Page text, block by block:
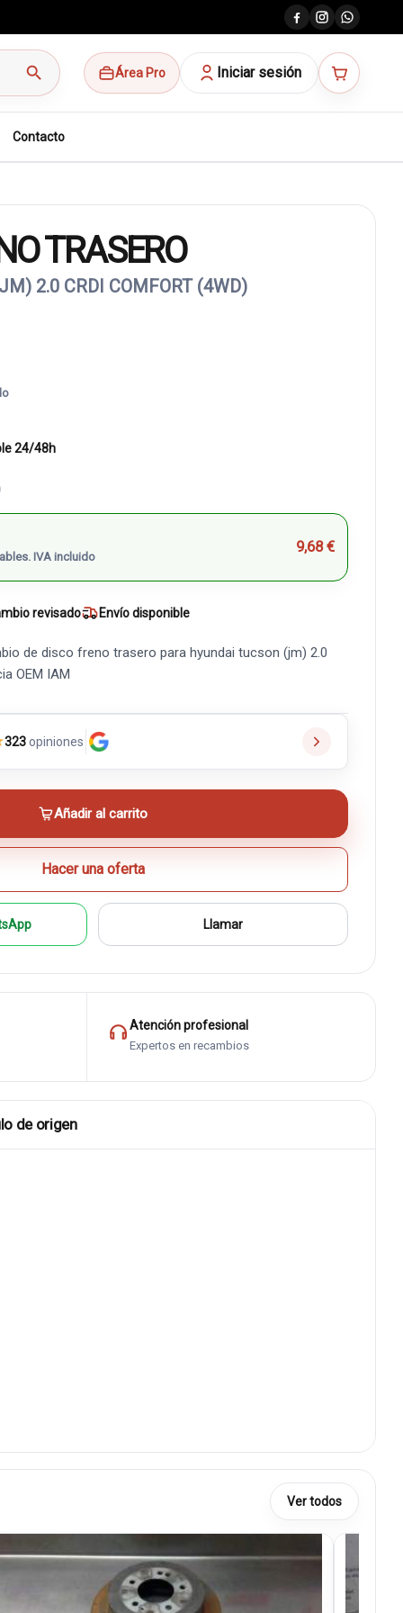
search Área Pro Iniciar sesión
Contacto
TRASERO
2.0 CRDI COMFORT (4WD)
24/48h
IVA incluido
9,68 €
revisado Envío disponible
de disco freno trasero para hyundai tucson (jm) 2.0
OEM IAM
323opiniones
Añadir al carrito
Hacer una oferta
Llamar
Atención profesional
Expertos en recambios
de origen
Ver todos